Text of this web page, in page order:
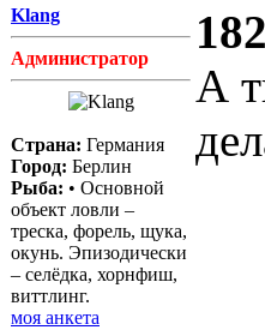
Klang
Администратор
Страна: Германия
Город: Берлин
Рыба: • Основной
объект ловли –
треска, форель, щука,
окунь. Эпизодически
– селёдка, хорнфиш,
виттлинг.
моя анкета
А